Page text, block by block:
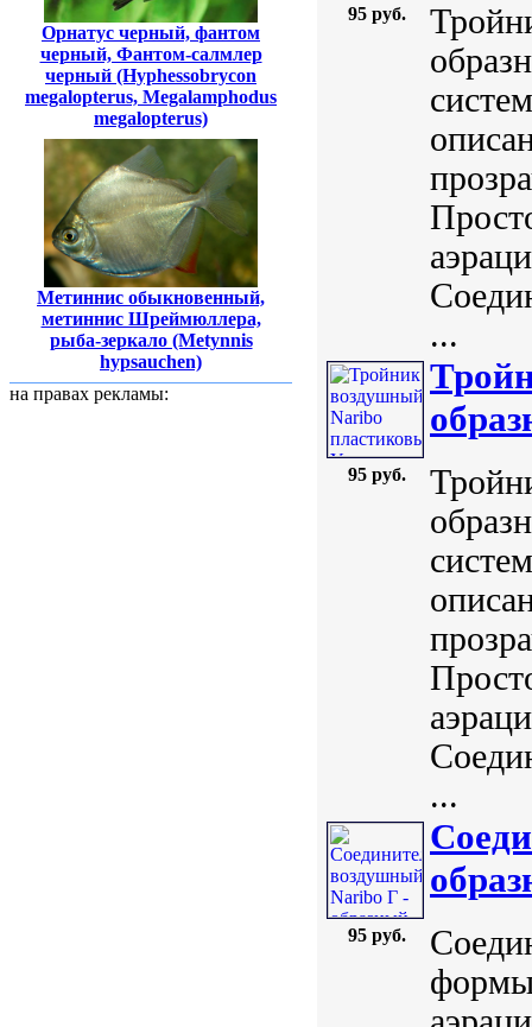
Орнатус черный, фантом
черный, Фантом-салмлер
черный (Hyphessobrycon
megalopterus, Megalamphodus
megalopterus)
Метиннис обыкновенный,
метиннис Шреймюллера,
рыба-зеркало (Metynnis
hypsauchen)
на правах рекламы:
95 руб.
...
95 руб.
...
95 руб.
формы